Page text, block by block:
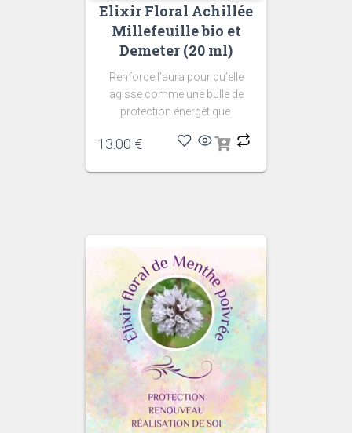
Elixir Floral Achillée
Millefeuille bio et
Demeter (20 ml)
Renforce l’aura pour qu’elle
agisse comme une bulle de
protection énergétique
13.00 €